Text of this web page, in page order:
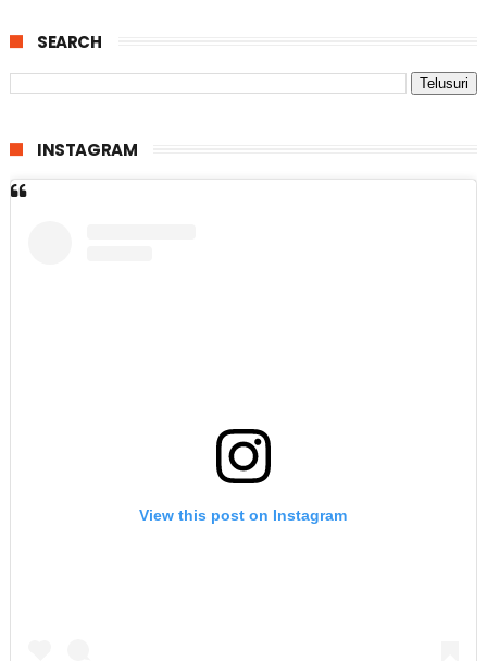
SEARCH
INSTAGRAM
View this post on Instagram